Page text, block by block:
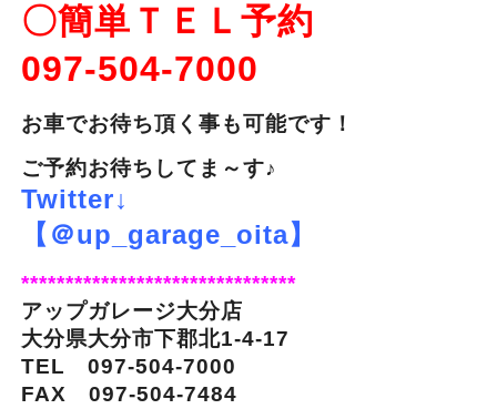
〇簡単ＴＥＬ予約
097-504-7000
お車でお待ち頂く事も可能です！
ご予約お待ちしてま～す♪
Twitter↓
【＠up_garage_oita】
*******************************
アップガレージ大分店
大分県大分市下郡北1-4-17
TEL 097-504-7000
FAX 097-504-7484